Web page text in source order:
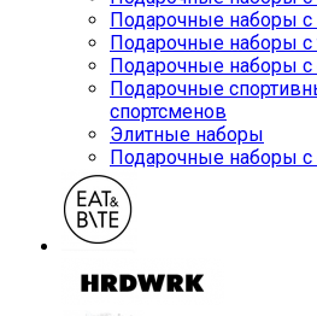
Подарочные наборы
Подарочные наборы
Подарочные наборы
Подарочные
спортсменов
Элитные наборы
Подарочные наборы